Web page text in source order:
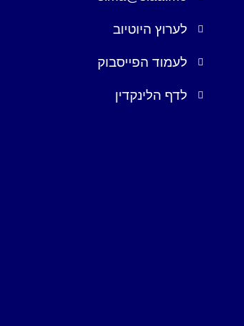
לערוץ היוטיוב
לעמוד הפייסבוק
לדף הלינקדין